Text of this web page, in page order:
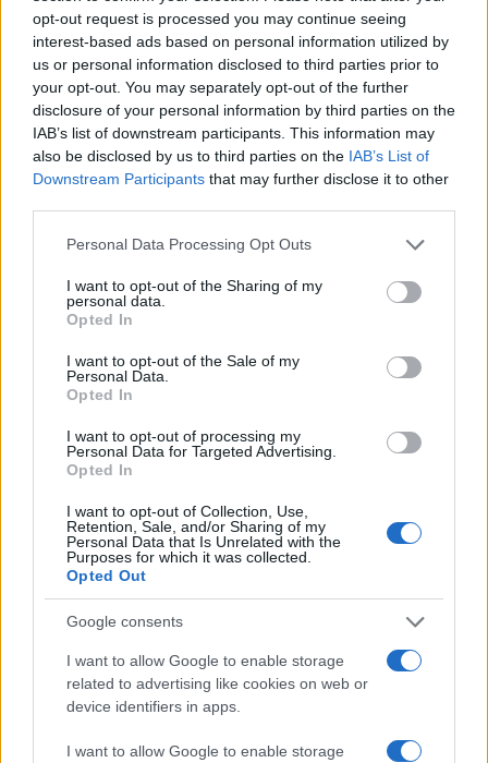
opt-out request is processed you may continue seeing
interest-based ads based on personal information utilized by
us or personal information disclosed to third parties prior to
your opt-out. You may separately opt-out of the further
disclosure of your personal information by third parties on the
IAB’s list of downstream participants. This information may
also be disclosed by us to third parties on the IAB’s List of
Downstream Participants that may further disclose it to other
Please note that this website/app uses one or more Google
not limited to your visit or usage behaviour. You may click to
grant or deny consent to Google and its third-party tags to
use your data for below specified purposes in below Google
consent section.
Personal Data Processing Opt Outs
I want to opt-out of the Sharing of my
personal data.
Opted In
I want to opt-out of the Sale of my
Personal Data.
Opted In
I want to opt-out of processing my
Personal Data for Targeted Advertising.
Opted In
I want to opt-out of Collection, Use,
Retention, Sale, and/or Sharing of my
Personal Data that Is Unrelated with the
Purposes for which it was collected.
Opted Out
Google consents
I want to allow Google to enable storage
related to advertising like cookies on web or
device identifiers in apps.
I want to allow Google to enable storage
εισέρχονται ξανά σε αυτόν, κάτι που προκαλεί
τοπική αποδυνάμωση. Τα δεδομένα της αποστολής
Swarm δείχνουν ότιένα τέτοιο φαινόμενο
μετακινείται δυτικά, προς την Αφρική,
συμβάλλοντας περαιτέρω στην αποδυνάμωση της
περιοχής.
Επιπτώσεις για τη διαστημική τεχνολογία και
Η South Atlantic Anomaly αποτελείσοβαρό κίνδυνο για
δορυφόρους και διαστημικές αποστολές
. Καθώς οι
δορυφόροι περνούν πάνω από την
ακτινοβολίας, γεγονός που μπορεί να προκαλέσει:
αλλοιώσεις δεδομένων,
(blackouts).
Ο ESA επισημαίνει ότι η κατανόηση των μεταβολών
SAAείναικρίσιμη για την ασφάλεια των
μελλοντικών αποστολών, ειδικά καθώς αυξάνεται ο
αριθμός των δορυφόρων χαμηλής τροχιάς.